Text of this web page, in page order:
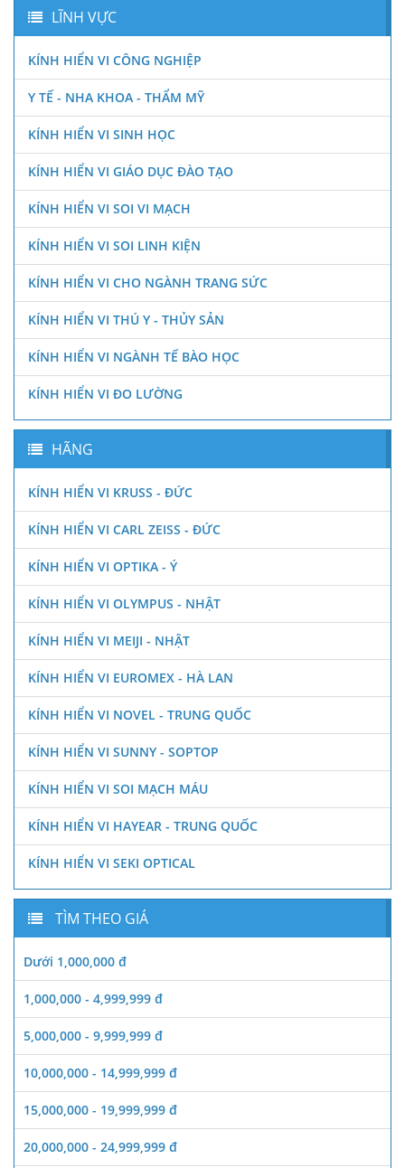
LĨNH VỰC
KÍNH HIỂN VI CÔNG NGHIỆP
Y TẾ - NHA KHOA - THẨM MỸ
KÍNH HIỂN VI SINH HỌC
KÍNH HIỂN VI GIÁO DỤC ĐÀO TẠO
KÍNH HIỂN VI SOI VI MẠCH
KÍNH HIỂN VI SOI LINH KIỆN
KÍNH HIỂN VI CHO NGÀNH TRANG SỨC
KÍNH HIỂN VI THÚ Y - THỦY SẢN
KÍNH HIỂN VI NGÀNH TẾ BÀO HỌC
KÍNH HIỂN VI ĐO LƯỜNG
HÃNG
KÍNH HIỂN VI KRUSS - ĐỨC
KÍNH HIỂN VI CARL ZEISS - ĐỨC
KÍNH HIỂN VI OPTIKA - Ý
KÍNH HIỂN VI OLYMPUS - NHẬT
KÍNH HIỂN VI MEIJI - NHẬT
KÍNH HIỂN VI EUROMEX - HÀ LAN
KÍNH HIỂN VI NOVEL - TRUNG QUỐC
KÍNH HIỂN VI SUNNY - SOPTOP
KÍNH HIỂN VI SOI MẠCH MÁU
KÍNH HIỂN VI HAYEAR - TRUNG QUỐC
KÍNH HIỂN VI SEKI OPTICAL
TÌM THEO GIÁ
Dưới 1,000,000 đ
1,000,000 - 4,999,999 đ
5,000,000 - 9,999,999 đ
10,000,000 - 14,999,999 đ
15,000,000 - 19,999,999 đ
20,000,000 - 24,999,999 đ